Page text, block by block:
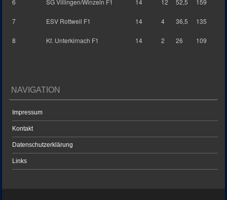
6 SG Villingen/Winzeln F1 14 12 52,5 159
7 ESV Rottweil F1 14 4 36,5 135
8 Kf. Unterkirnach F1 14 2 26 109
NAVIGATION
Impressum
Kontakt
Datenschutzerklärung
Links